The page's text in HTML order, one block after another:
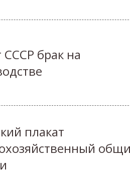
СССР брак на
плакат